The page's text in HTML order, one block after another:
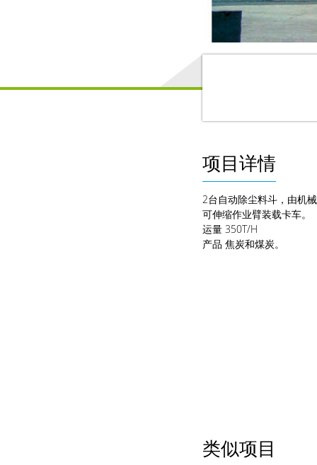
项目详情
2台自动除尘料斗，由机
可伸缩作业臂装载卡车。
运量 350T/H
产品 焦炭和煤炭。
类似项目